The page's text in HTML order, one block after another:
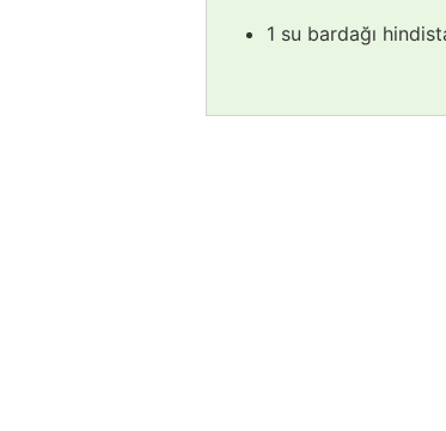
1 su bardağı